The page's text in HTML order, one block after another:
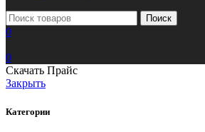
Поиск
0
0
Скачать Прайс
Закрыть
Категории